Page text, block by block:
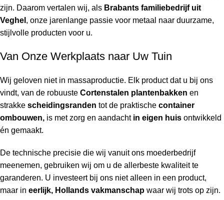
zijn. Daarom vertalen wij, als Brabants familiebedrijf uit
Veghel , onze jarenlange passie voor metaal naar duurzame,
stijlvolle producten voor u.
Van Onze Werkplaats naar Uw Tuin
Wij geloven niet in massaproductie. Elk product dat u bij ons
vindt, van de robuuste Cortenstalen plantenbakken en
strakke scheidingsranden tot de praktische container
ombouwen, is met zorg en aandacht in eigen huis ontwikkeld
én gemaakt.
De technische precisie die wij vanuit ons moederbedrijf
meenemen, gebruiken wij om u de allerbeste kwaliteit te
garanderen. U investeert bij ons niet alleen in een product,
maar in eerlijk, Hollands vakmanschap waar wij trots op zijn.